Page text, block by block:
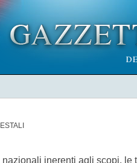
inerenti agli scopi,